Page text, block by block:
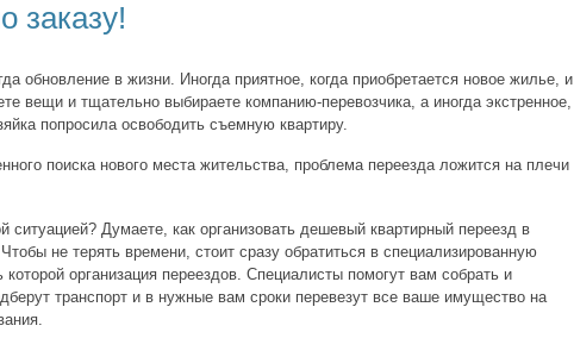
заказу!
обновление в жизни. Иногда приятное, когда приобретается новое жилье, и
вещи и тщательно выбираете компанию-перевозчика, а иногда экстренное,
попросила освободить съемную квартиру.
поиска нового места жительства, проблема переезда ложится на плечи
ситуацией? Думаете, как организовать дешевый квартирный переезд в
не терять времени, стоит сразу обратиться в специализированную
организация переездов. Специалисты помогут вам собрать и
транспорт и в нужные вам сроки перевезут все ваше имущество на